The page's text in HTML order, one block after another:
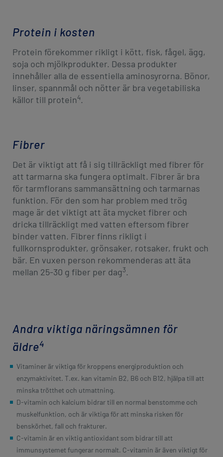
Protein i kosten
Protein förekommer rikligt i kött, fisk, fågel, ägg,
soja och mjölkprodukter. Dessa produkter
innehåller alla de essentiella aminosyrorna. Bönor,
linser, spannmål och nötter är bra vegetabiliska
källor till protein4.
Fibrer
Det är viktigt att få i sig tillräckligt med fibrer för
att tarmarna ska fungera optimalt. Fibrer är bra
för tarmflorans sammansättning och tarmarnas
funktion. För den som har problem med trög
mage är det viktigt att äta mycket fibrer och
dricka tillräckligt med vatten eftersom fibrer
binder vatten. Fibrer finns rikligt i
fullkornsprodukter, grönsaker, rotsaker, frukt och
bär. En vuxen person rekommenderas att äta
mellan 25-30 g fiber per dag3.
Andra viktiga näringsämnen för
äldre4
Vitaminer är viktiga för kroppens energiproduktion och
enzymaktivitet. T.ex. kan vitamin B2, B6 och B12, hjälpa till att
minska trötthet och utmattning.
D-vitamin och kalcium bidrar till en normal benstomme och
muskelfunktion, och är viktiga för att minska risken för
benskörhet, fall och frakturer.
C-vitamin är en viktig antioxidant som bidrar till att
immunsystemet fungerar normalt. C-vitamin är även viktigt för